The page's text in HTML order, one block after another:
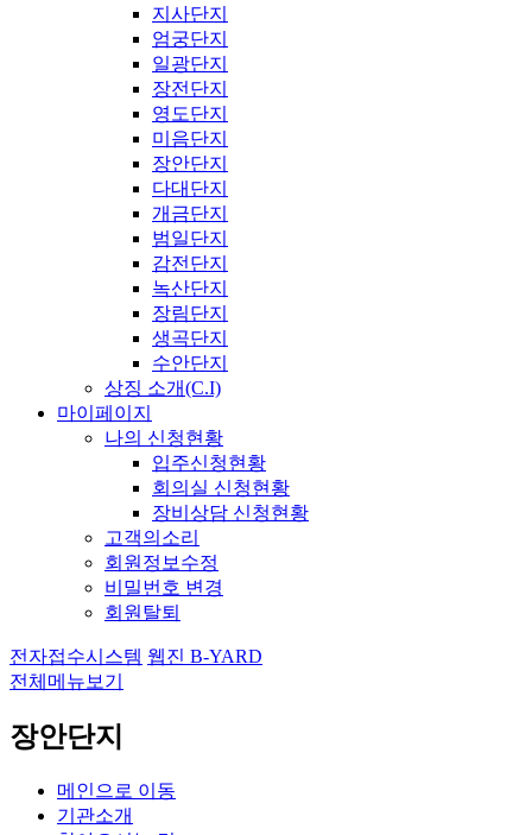
지사단지
엄궁단지
일광단지
장전단지
영도단지
미음단지
장안단지
다대단지
개금단지
범일단지
감전단지
녹산단지
장림단지
생곡단지
수안단지
상징 소개(C.I)
마이페이지
나의 신청현황
입주신청현황
회의실 신청현황
장비상담 신청현황
고객의소리
회원정보수정
비밀번호 변경
회원탈퇴
전자접수시스템 웹진 B-YARD
전체메뉴보기
장안단지
메인으로 이동
기관소개